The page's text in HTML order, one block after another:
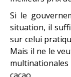
Si le
situation, il
sur celui
Mais il ne le
cacao.